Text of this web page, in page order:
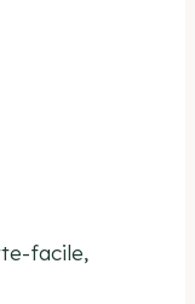
facile,